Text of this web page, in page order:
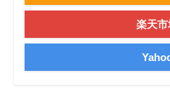
楽天市